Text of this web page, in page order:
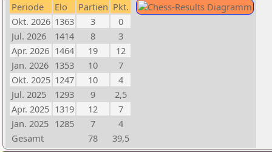
Periode Elo Partien Pkt.
Okt. 2026 1363 3
0
Jul. 2026
1414 8
3
Apr. 2026 1464 19
12
Jan. 2026 1353 10
7
Okt. 2025 1247 10
4
Jul. 2025
1293 9
2,5
Apr. 2025 1319 12
7
Jan. 2025 1285 7
4
Gesamt
78 39,5